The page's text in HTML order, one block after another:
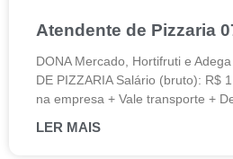
Atendente de Pizzaria
DONA Mercado, Hortifruti e
DE PIZZARIA Salário (bruto): R$
na empresa + Vale transporte +
LER MAIS